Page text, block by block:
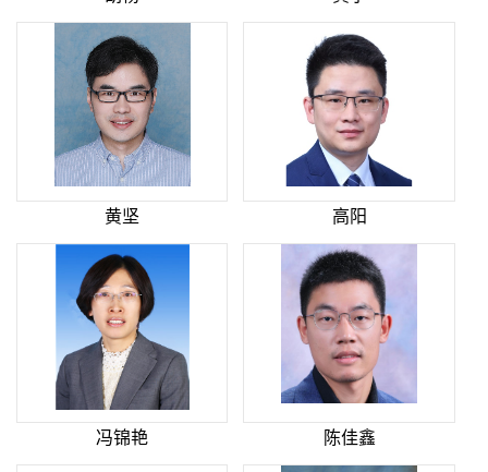
黄坚 高阳
冯锦艳 陈佳鑫